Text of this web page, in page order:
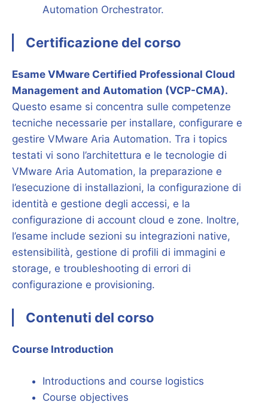
Automation Orchestrator.
Certificazione del corso
Esame VMware Certified Professional Cloud
Management and Automation (VCP-CMA).
Questo esame si concentra sulle competenze
tecniche necessarie per installare, configurare e
gestire VMware Aria Automation. Tra i topics
testati vi sono l’architettura e le tecnologie di
VMware Aria Automation, la preparazione e
l’esecuzione di installazioni, la configurazione di
identità e gestione degli accessi, e la
configurazione di account cloud e zone. Inoltre,
l’esame include sezioni su integrazioni native,
estensibilità, gestione di profili di immagini e
storage, e troubleshooting di errori di
configurazione e provisioning.
Contenuti del corso
Course Introduction
Introductions and course logistics
Course objectives